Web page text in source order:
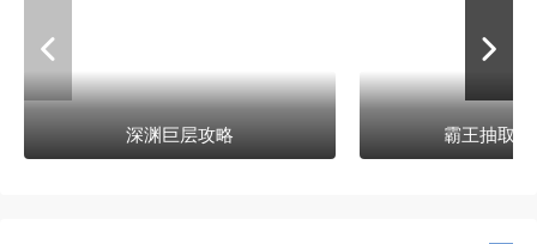
深渊巨层攻略 霸王抽取